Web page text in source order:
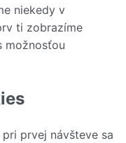
niekedy v
ti zobrazíme
možnosťou
prvej návšteve sa